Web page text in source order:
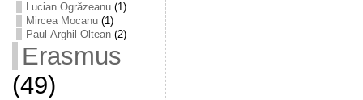
Lucian Ogrăzeanu(1)
Mircea Mocanu(1)
Paul-Arghil Oltean(2)
Erasmus
(49)